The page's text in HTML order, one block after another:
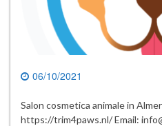
06/10/2021
Salon cosmetica animale in
https://trim4paws.nl/ Email: